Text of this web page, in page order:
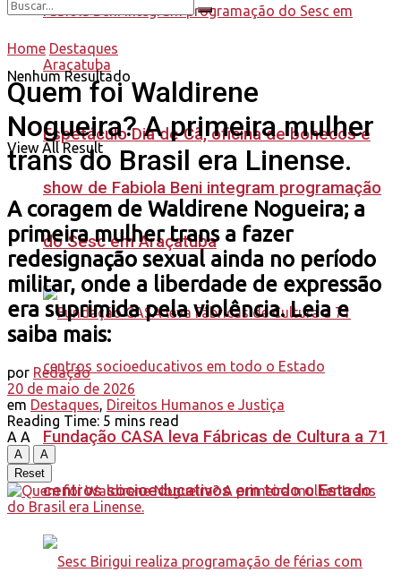
Espetáculo Dia de Cã, oficina de bonecos e
show de Fabiola Beni integram programação
do Sesc em Araçatuba
Fundação CASA leva Fábricas de Cultura a 71
centros socioeducativos em todo o Estado
Nenhum Resultado
View All Result
Home Destaques
Quem foi Waldirene
Nogueira? A primeira mulher
trans do Brasil era Linense.
A coragem de Waldirene Nogueira; a
primeira mulher trans a fazer
redesignação sexual ainda no período
militar, onde a liberdade de expressão
era suprimida pela violência. Leia e
saiba mais:
por Redação
20 de maio de 2026
em Destaques, Direitos Humanos e Justiça
Reading Time: 5 mins read
A A
A
A
Reset